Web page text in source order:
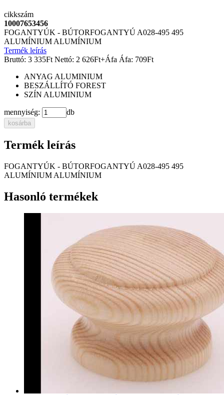
cikkszám
10007653456
FOGANTYÚK - BÚTORFOGANTYÚ A028-495 495
ALUMÍNIUM ALUMÍNIUM
Termék leírás
Bruttó: 3 335Ft Nettó: 2 626Ft+Áfa Áfa: 709Ft
ANYAG ALUMINIUM
BESZÁLLÍTÓ FOREST
SZÍN ALUMINIUM
mennyiség: db
kosárba
Termék leírás
FOGANTYÚK - BÚTORFOGANTYÚ A028-495 495
ALUMÍNIUM ALUMÍNIUM
Hasonló termékek